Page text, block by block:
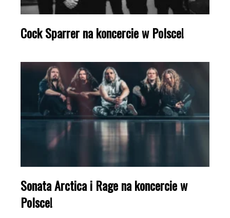
Cock Sparrer na koncercie w Polsce!
Sonata Arctica i Rage na koncercie w
Polsce!